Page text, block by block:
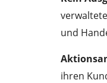
und
ihren